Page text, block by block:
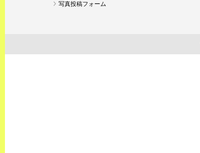
写真投稿フォーム